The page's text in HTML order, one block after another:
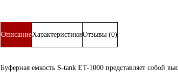
ОписаниеХарактеристикиОтзывы (0)
Буферная емкость S-tank ET-1000 представляет собой